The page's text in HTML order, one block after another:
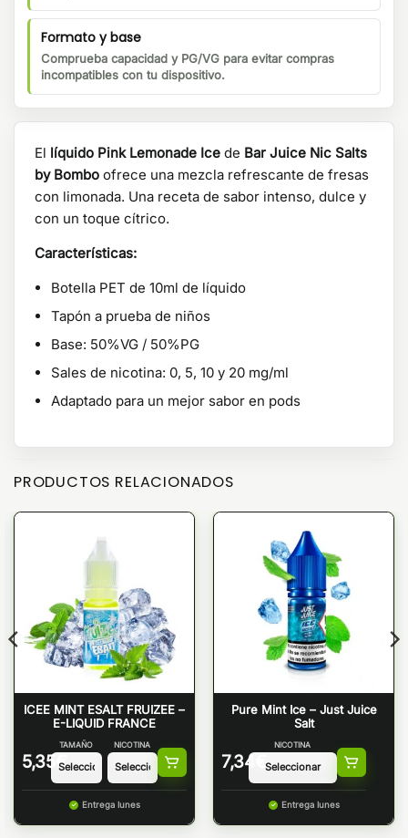
Formato y base
Comprueba capacidad y PG/VG para evitar compras
incompatibles con tu dispositivo.
El líquido Pink Lemonade Ice de Bar Juice Nic Salts
by Bombo ofrece una mezcla refrescante de fresas
con limonada. Una receta de sabor intenso, dulce y
con un toque cítrico.
Características:
Botella PET de 10ml de líquido
Tapón a prueba de niños
Base: 50%VG / 50%PG
Sales de nicotina: 0, 5, 10 y 20 mg/ml
Adaptado para un mejor sabor en pods
PRODUCTOS RELACIONADOS
ICEE MINT ESALT FRUIZEE –
E-LIQUID FRANCE
5,35 €
TAMAÑO NICOTINA
Entrega lunes
Pure Mint Ice – Just Juice
Salt
7,34 €
NICOTINA
Entrega lunes